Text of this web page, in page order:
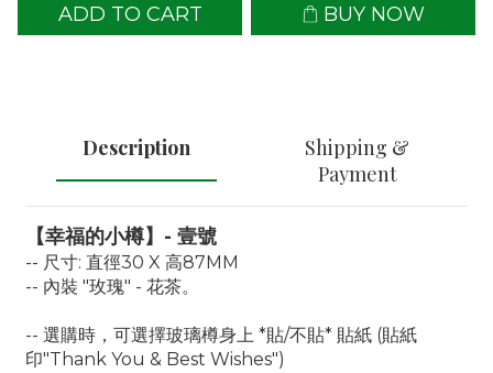
ADD TO CART BUY NOW
Description
Shipping &
Payment
【幸福的小樽】- 壹號
-- 尺寸: 直徑30 X 高87MM
-- 內裝 "玫瑰" - 花茶。
-- 選購時，可選擇玻璃樽身上 *貼/不貼* 貼紙 (貼紙
印"Thank You & Best Wishes")